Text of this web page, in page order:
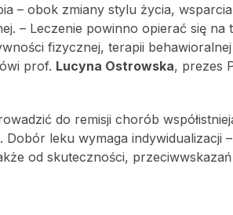
– obok zmiany stylu życia, wsparcia
– Leczenie powinno opierać się na
fizycznej, terapii
prof. Lucyna Ostrowska, prezes
do remisji chorób
leku wymaga indywidualizacji
od skuteczności,